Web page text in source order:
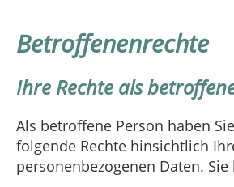
Betroffenenrechte
Ihre Rechte als
Als betroffene Person haben
folgende Rechte hinsichtlich
personenbezogenen Daten. Sie